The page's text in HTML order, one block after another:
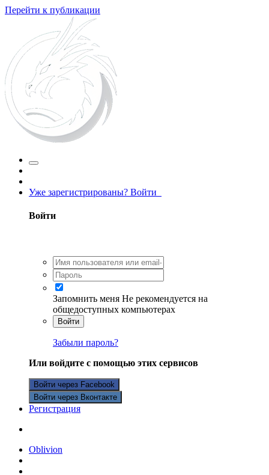
Перейти к публикации
Уже зарегистрированы? Войти
Войти
Запомнить меня Не рекомендуется на
общедоступных компьютерах
Войти
Забыли пароль?
Или войдите с помощью этих сервисов
Войти через Facebook
Войти через Вконтакте
Регистрация
Oblivion